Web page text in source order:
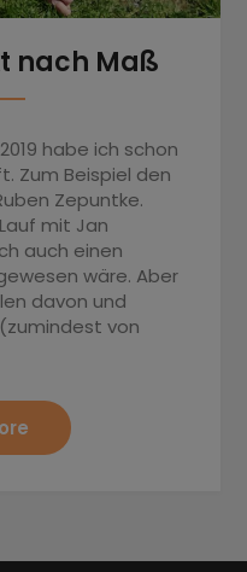
nach Maß
habe ich schon
Zum Beispiel den
Zepuntke.
mit Jan
auch einen
wäre. Aber
davon und
von